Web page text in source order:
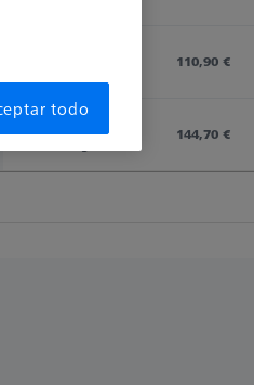
110,90 €
Ruby 144,70 €
todo